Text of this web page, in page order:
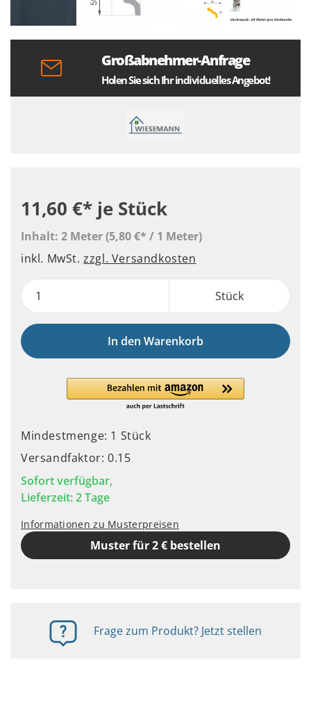
Großabnehmer-Anfrage
Holen Sie sich Ihr individuelles Angebot!
11,60 €* je Stück
Inhalt: 2 Meter(5,80 €* / 1 Meter)
inkl. MwSt.zzgl. Versandkosten
Stück
In den Warenkorb
Mindestmenge: 1 Stück
Versandfaktor: 0.15
Sofort verfügbar,
Lieferzeit: 2 Tage
Informationen zu Musterpreisen
Muster für 2 € bestellen
Frage zum Produkt? Jetzt stellen